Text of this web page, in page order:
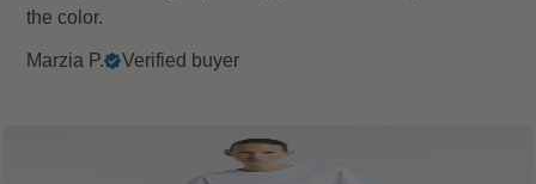
the color.
Marzia P. Verified buyer